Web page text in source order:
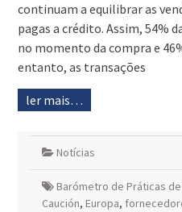
continuam a equilibrar as
pagas a crédito. Assim, 54%
no momento da compra e
entanto, as transações
ler mais…
Notícias
Barómetro de Práticas
Caución, Europa,